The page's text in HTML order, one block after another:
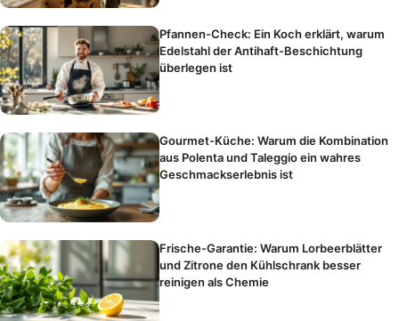
Pfannen-Check: Ein Koch erklärt, warum
Edelstahl der Antihaft-Beschichtung
überlegen ist
Gourmet-Küche: Warum die Kombination
aus Polenta und Taleggio ein wahres
Geschmackserlebnis ist
Frische-Garantie: Warum Lorbeerblätter
und Zitrone den Kühlschrank besser
reinigen als Chemie